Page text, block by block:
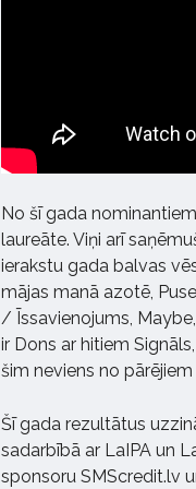
No šī gada
laureāte. Viņi arī
ierakstu gada balvas
mājas manā azotē,
/ Īssavienojums,
ir Dons ar hitiem
šim neviens no
Šī gada rezultātus
sadarbībā ar LaIPA un
sponsoru SMScredit.lv